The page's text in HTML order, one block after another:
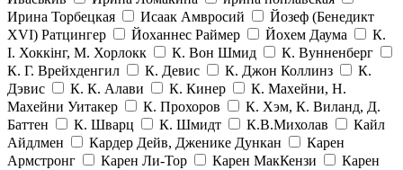
Ирина Торбецкая
Исаак Амвросий
Йозеф (Бенедикт
ХVI) Ратцингер
Йоханнес Раймер Йохем Даума
К.
І. Хоккінг, М. Хорлокк
К. Вон Шмид
К. Вунненберг
К. Г. Врейхденгил
К. Девис К. Джон Коллинз
К.
Дэвис
К. К. Алави К. Кинер
К. Махейни, Н.
Махейни Уитакер
К. Прохоров
К. Хэм, К. Виланд, Д.
Баттен
К. Шварц К. Шмидт К.В.Михолав
Кайл
Айдлмен
Кардер Дейв, Дженике Дункан
Карен
Армстронг
Карен Ли-Тор Карен МакКензи
Карен